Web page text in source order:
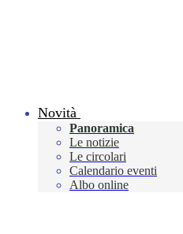
Novità
Panoramica
Le notizie
Le circolari
Calendario eventi
Albo online